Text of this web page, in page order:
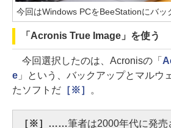
今回はWindows PCをBeeStationにバッ
「Acronis True Image」を使う
今回選択したのは、Acronisの「
e 」という、バックアップとマルウ
たソフトだ［※］ 。
［※］……筆者は2000年代に発売